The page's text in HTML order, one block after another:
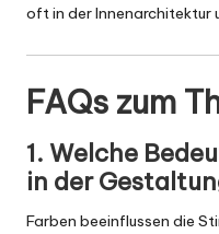
oft in der Innenarchitektur
FAQs zum
1. Welche
in der
Farben beeinflussen die